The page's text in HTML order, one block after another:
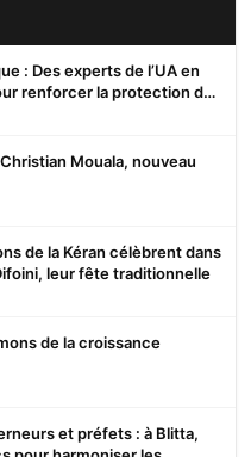
: Des experts de l’UA en
renforcer la protection des
Mouala, nouveau
de la Kéran célèbrent dans
leur fête traditionnelle
de la croissance
et préfets : à Blitta,